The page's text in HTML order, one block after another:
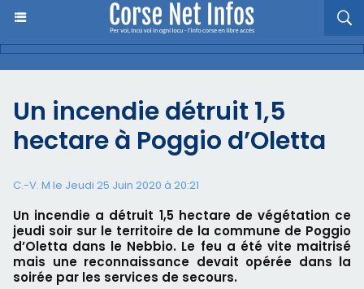
Un incendie détruit 1,5
hectare à Poggio d’Oletta
C.-V. M le Jeudi 25 Juin 2020 à 20:21
Un incendie a détruit 1,5 hectare de végétation ce
jeudi soir sur le territoire de la commune de Poggio
d’Oletta dans le Nebbio. Le feu a été vite maitrisé
mais une reconnaissance devait opérée dans la
soirée par les services de secours.